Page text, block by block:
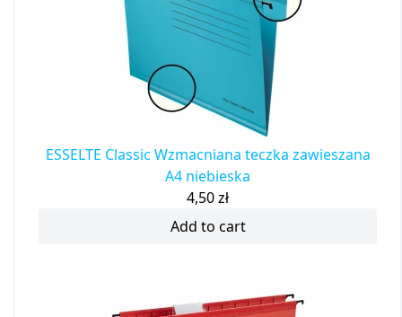
ESSELTE Classic Wzmacniana teczka zawieszana
A4 niebieska
4,50zł
Add to cart